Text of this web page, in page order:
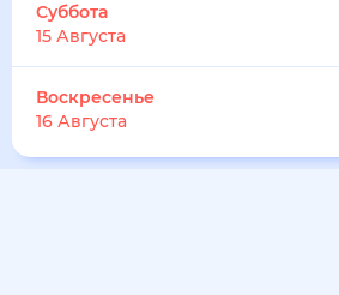
Суббота
15 Августа
Воскресенье
16 Августа